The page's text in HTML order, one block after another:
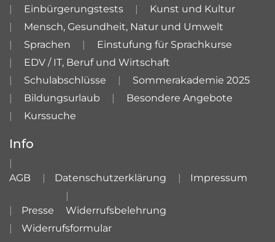
Einbürgerungstests
Kunst und Kultur
Mensch, Gesundheit, Natur und Umwelt
Sprachen
Einstufung für Sprachkurse
EDV / IT, Beruf und Wirtschaft
Schulabschlüsse
Sommerakademie 2025
Bildungsurlaub
Besondere Angebote
Kurssuche
Info
AGB Datenschutzerklärung Impressum
Presse
Widerrufsbelehrung
Widerrufsformular